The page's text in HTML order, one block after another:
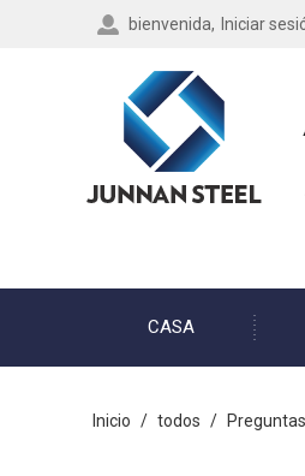
bienvenida, Iniciar
CASA
Inicio / todos /